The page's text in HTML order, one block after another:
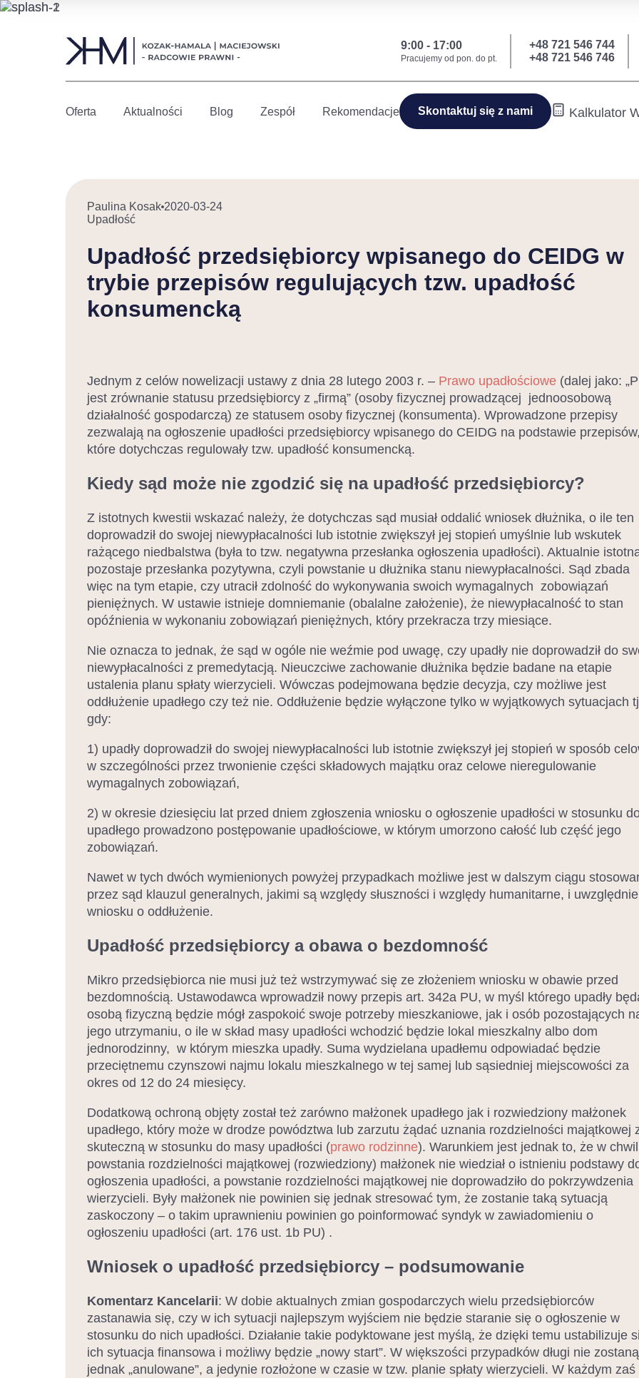
9:00 - 17:00
Pracujemy od pon. do pt.
+48 721 546 744
+48 721 546 746
Oferta Aktualności Blog Zespół Rekomendacje Skontaktuj się z nami Kalkulator
Paulina Kosak 2020-03-24
Upadłość
Upadłość przedsiębiorcy wpisanego do CEIDG w
trybie przepisów regulujących tzw. upadłość
konsumencką
Jednym z celów nowelizacji ustawy z dnia 28 lutego 2003 r. – Prawo upadłościowe (dalej jako:
jest zrównanie statusu przedsiębiorcy z „firmą” (osoby fizycznej prowadzącej jednoosobową
działalność gospodarczą) ze statusem osoby fizycznej (konsumenta). Wprowadzone przepisy
zezwalają na ogłoszenie upadłości przedsiębiorcy wpisanego do CEIDG na podstawie
które dotychczas regulowały tzw. upadłość konsumencką.
Kiedy sąd może nie zgodzić się na upadłość przedsiębiorcy?
Z istotnych kwestii wskazać należy, że dotychczas sąd musiał oddalić wniosek dłużnika, o ile ten
doprowadził do swojej niewypłacalności lub istotnie zwiększył jej stopień umyślnie lub wskutek
rażącego niedbalstwa (była to tzw. negatywna przesłanka ogłoszenia upadłości). Aktualnie
pozostaje przesłanka pozytywna, czyli powstanie u dłużnika stanu niewypłacalności. Sąd zbada
więc na tym etapie, czy utracił zdolność do wykonywania swoich wymagalnych zobowiązań
pieniężnych. W ustawie istnieje domniemanie (obalalne założenie), że niewypłacalność to stan
opóźnienia w wykonaniu zobowiązań pieniężnych, który przekracza trzy miesiące.
Nie oznacza to jednak, że sąd w ogóle nie weźmie pod uwagę, czy upadły nie doprowadził do
niewypłacalności z premedytacją. Nieuczciwe zachowanie dłużnika będzie badane na etapie
ustalenia planu spłaty wierzycieli. Wówczas podejmowana będzie decyzja, czy możliwe jest
oddłużenie upadłego czy też nie. Oddłużenie będzie wyłączone tylko w wyjątkowych sytuacjach
gdy:
1) upadły doprowadził do swojej niewypłacalności lub istotnie zwiększył jej stopień w sposób
w szczególności przez trwonienie części składowych majątku oraz celowe nieregulowanie
wymagalnych zobowiązań,
2) w okresie dziesięciu lat przed dniem zgłoszenia wniosku o ogłoszenie upadłości w stosunku
upadłego prowadzono postępowanie upadłościowe, w którym umorzono całość lub część jego
zobowiązań.
Nawet w tych dwóch wymienionych powyżej przypadkach możliwe jest w dalszym ciągu
przez sąd klauzul generalnych, jakimi są względy słuszności i względy humanitarne, i
wniosku o oddłużenie.
Upadłość przedsiębiorcy a obawa o bezdomność
Mikro przedsiębiorca nie musi już też wstrzymywać się ze złożeniem wniosku w obawie przed
bezdomnością. Ustawodawca wprowadził nowy przepis art. 342a PU, w myśl którego upadły
osobą fizyczną będzie mógł zaspokoić swoje potrzeby mieszkaniowe, jak i osób pozostających
jego utrzymaniu, o ile w skład masy upadłości wchodzić będzie lokal mieszkalny albo dom
jednorodzinny, w którym mieszka upadły. Suma wydzielana upadłemu odpowiadać będzie
przeciętnemu czynszowi najmu lokalu mieszkalnego w tej samej lub sąsiedniej miejscowości za
okres od 12 do 24 miesięcy.
Dodatkową ochroną objęty został też zarówno małżonek upadłego jak i rozwiedziony małżonek
upadłego, który może w drodze powództwa lub zarzutu żądać uznania rozdzielności majątkowej
skuteczną w stosunku do masy upadłości (prawo rodzinne). Warunkiem jest jednak to, że w
powstania rozdzielności majątkowej (rozwiedziony) małżonek nie wiedział o istnieniu podstawy
ogłoszenia upadłości, a powstanie rozdzielności majątkowej nie doprowadziło do pokrzywdzenia
wierzycieli. Były małżonek nie powinien się jednak stresować tym, że zostanie taką sytuacją
zaskoczony – o takim uprawnieniu powinien go poinformować syndyk w zawiadomieniu o
ogłoszeniu upadłości (art. 176 ust. 1b PU) .
Wniosek o upadłość przedsiębiorcy – podsumowanie
Komentarz Kancelarii: W dobie aktualnych zmian gospodarczych wielu przedsiębiorców
zastanawia się, czy w ich sytuacji najlepszym wyjściem nie będzie staranie się o ogłoszenie w
stosunku do nich upadłości. Działanie takie podyktowane jest myślą, że dzięki temu ustabilizuje
ich sytuacja finansowa i możliwy będzie „nowy start”. W większości przypadków długi nie zostaną
jednak „anulowane”, a jedynie rozłożone w czasie w tzw. planie spłaty wierzycieli. W każdym zaś